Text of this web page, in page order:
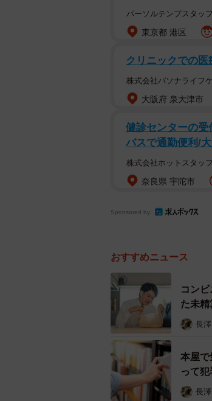
しかしAさんとしては
えないかと店員に懇
仕方なく充電を中断
もこのような場合に
うか。まこと法律事
ーカフェのコンセン
カフェのコンセント
刑法第245条では「電
にあったコンセントの
クが高いです。
ー実際に盗電で捕まっ
カフェの事例ではな
ていた中学生が窃盗容
に換算すると1円以下
存在します。
パーソルテンプスタッ
東京都 港区
クリニックでの
株式会社パソナライフ
大阪府 泉大津市
健診センターの
バスで通勤便利/
株式会社ホットスタッ
奈良県 宇陀市
Sponsored by
おすすめニュース
コン
た未
長
本屋で
って犯
長